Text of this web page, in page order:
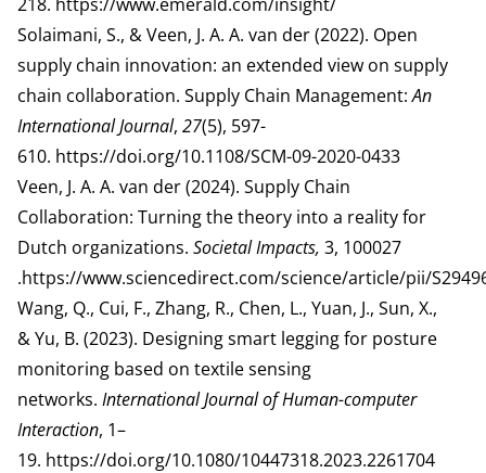
Solaimani, S., & Veen, J. A. A. van der (2022). Open
supply chain innovation: an extended view on supply
chain collaboration. Supply Chain Management:An
International Journal, 27(5), 597-
610. https://doi.org/10.1108/SCM-09-2020-0433
Veen, J. A. A. van der (2024). Supply Chain
Collaboration: Turning the theory into a reality for
Dutch organizations. Societal Impacts, 3, 100027
.https://www.sciencedirect.com/science/article/pii/
Wang, Q., Cui, F., Zhang, R., Chen, L., Yuan, J., Sun, X.,
& Yu, B. (2023). Designing smart legging for posture
monitoring based on textile sensing
networks. International Journal of Human-computer
Interaction, 1–
19. https://doi.org/10.1080/10447318.2023.2261704